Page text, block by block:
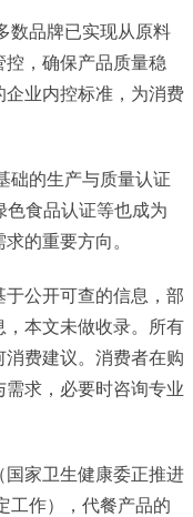
数品牌已实现从原料
控，确保产品质量稳
业内控标准，为消费
础的生产与质量认证
色食品认证等也成为
的重要方向。
公开可查的信息，部
本文未做收录。所有
费建议。消费者在购
求，必要时咨询专业
国家卫生健康委正推进
工作），代餐产品的